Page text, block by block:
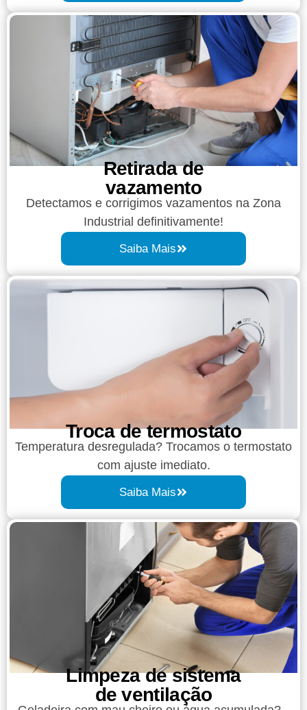
Retirada de
vazamento​​
Detectamos e corrigimos vazamentos na Zona
Industrial definitivamente!
Saiba Mais
Troca de termostato
Temperatura desregulada? Trocamos o termostato
com ajuste imediato.
Saiba Mais
Limpeza de sistema
de ventilação